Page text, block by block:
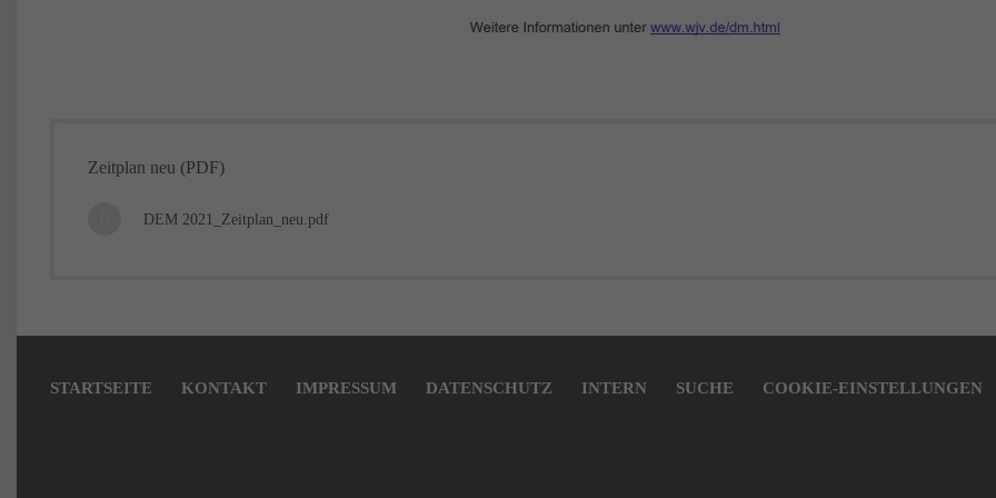
Zeitplan neu (PDF)
DEM 2021_Zeitplan_neu.pdf
STARTSEITE KONTAKT IMPRESSUM DATENSCHUTZ INTERN SUCHE COOKIE-EINSTELLUNGEN